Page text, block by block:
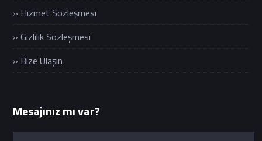
» Hizmet Sözleşmesi
» Gizlilik Sözleşmesi
» Bize Ulaşın
Mesajınız mı var?